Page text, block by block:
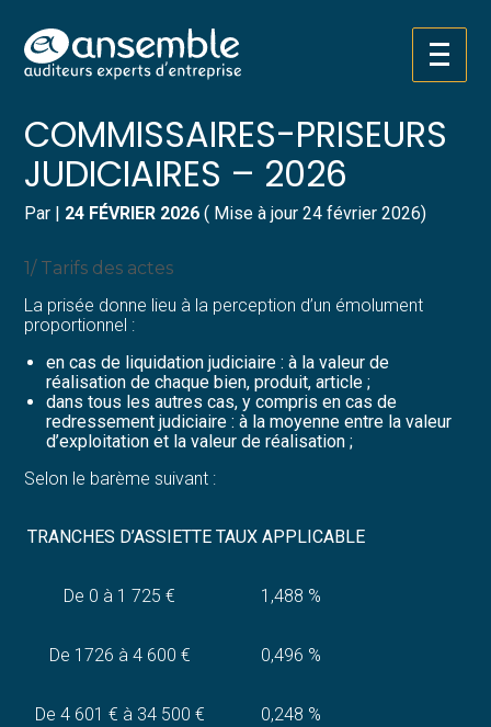
Aller
au
Créer et reprendre une activité
Gérer votre quotidien
Piloter votre entreprise
Développer votre entreprise
Construire votre patrimoine
Structurer votre croissance
Être prêt pour la facturation
électronique
Pilotez votre gestion
Suivre votre comptabilité
Gérer vos ressources humaines
Dématérialiser vos documents
TARIFS DES
COMMISSAIRES-PRISEURS
JUDICIAIRES – 2026
Par | 24 FÉVRIER 2026 ( Mise à jour 24 février 2026)
1/ Tarifs des actes
La prisée donne lieu à la perception d’un émolument
proportionnel :
en cas de liquidation judiciaire : à la valeur de
réalisation de chaque bien, produit, article ;
dans tous les autres cas, y compris en cas de
redressement judiciaire : à la moyenne entre la valeur
d’exploitation et la valeur de réalisation ;
Selon le barème suivant :
TRANCHES D’ASSIETTE TAUX APPLICABLE
De 0 à 1 725 € 1,488 %
De 1726 à 4 600 € 0,496 %
De 4 601 € à 34 500 € 0,248 %